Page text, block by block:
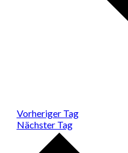
Vorheriger Tag
Nächster Tag